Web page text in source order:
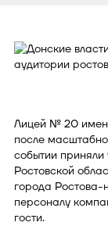
Лицей № 20
после
событии
Ростовской
города Ростова-
персоналу
гости.